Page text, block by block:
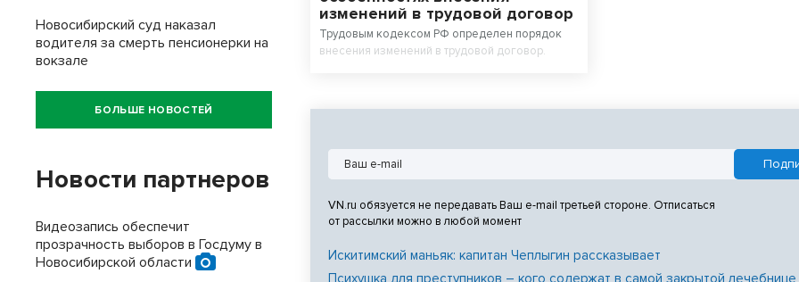
изменений в трудовой договор
Трудовым кодексом РФ определен порядок
внесения изменений в трудовой договор.
VN.ru обязуется не передавать Ваш e-mail третьей стороне. Отписаться
от рассылки можно в любой момент
Искитимский маньяк: капитан Чеплыгин рассказывает
Психушка для преступников – кого содержат в самой закрытой
Новосибирский суд наказал
водителя за смерть пенсионерки на
вокзале
БОЛЬШЕ НОВОСТЕЙ
Новости партнеров
Видеозапись обеспечит
прозрачность выборов в Госдуму в
Новосибирской области